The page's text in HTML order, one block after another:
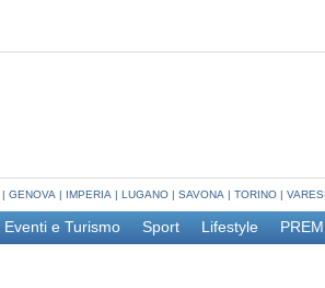
| GENOVA | IMPERIA | LUGANO | SAVONA | TORINO |
Eventi e Turismo Sport Lifestyle